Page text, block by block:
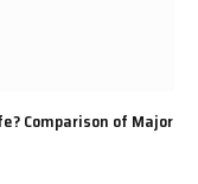
Comparison of Major